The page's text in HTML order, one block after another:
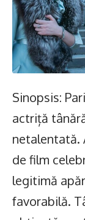
Sinopsis:
actriță
netalentată.
de film
legitimă
favorabilă.